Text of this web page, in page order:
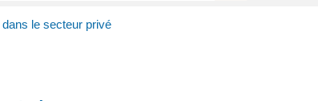
le secteur privé